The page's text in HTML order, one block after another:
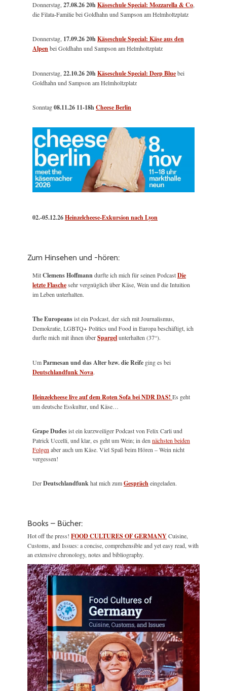
Donnerstag,27.08.26 20hKäseschule Special: Mozzarella & Co,
die Filata-Familie bei Goldhahn und Sampson am Helmholtzplatz
Donnerstag, 17.09.26 20hKäseschule Special: Käse aus den
Alpenbei Goldhahn und Sampson am Helmholtzplatz
Donnerstag,22.10.26 20hKäseschule Special: Deep Bluebei
Goldhahn und Sampson am Helmholtzplatz
Sonntag08.11.26 11-18hCheese Berlin
02.-05.12.26Heinzelcheese-Exkursion nach Lyon
Zum Hinsehen und -hören:
MitClemens Hoffmanndurfte ich mich für seinen PodcastDie
letzte Flaschesehr vergnüglich über Käse, Wein und die Intuition
im Leben unterhalten.
The Europeansist ein Podcast, der sich mit Journalismus,
Demokratie, LGBTQ+ Politics und Food in Europa beschäftigt, ich
durfte mich mit ihnen überSpargelunterhalten (37“).
UmParmesan und das Alter bzw. die Reife ging es bei
Deutschlandfunk Nova.
Heinzelcheese live auf dem Roten Sofa bei NDR DAS! Es geht
um deutsche Esskultur, und Käse…
Grape Dudesist ein kurzweiliger Podcast von Felix Carli und
Patrick Uccelli, und klar, es geht um Wein; in den nächsten beiden
Folgen aber auch um Käse. Viel Spaß beim Hören – Wein nicht
vergessen!
DerDeutschlandfunkhat mich zumGesprächeingeladen.
Books – Bücher:
Hot off the press! FOOD CULTURES OF GERMANYCuisine,
Customs, and Issues: a concise, comprehensible and yet easy read, with
an extensive chronology, notes and bibliography.